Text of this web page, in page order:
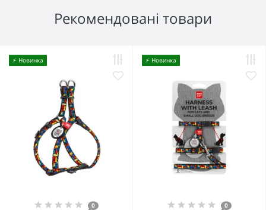
Рекомендовані товари
⚡️ Новинка
0
⚡️ Новинка
0